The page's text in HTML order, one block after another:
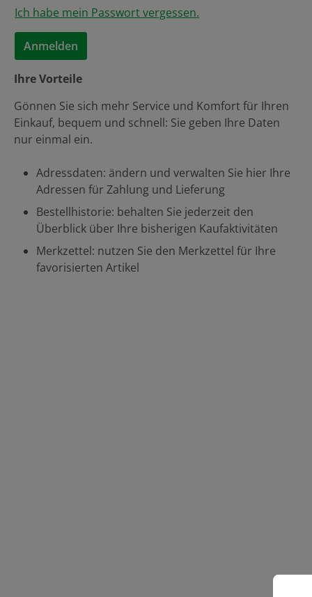
Ich habe mein Passwort vergessen.
Anmelden
Ihre Vorteile
Gönnen Sie sich mehr Service und Komfort für Ihren
Einkauf, bequem und schnell: Sie geben Ihre Daten
nur einmal ein.
Adressdaten: ändern und verwalten Sie hier Ihre
Adressen für Zahlung und Lieferung
Bestellhistorie: behalten Sie jederzeit den
Überblick über Ihre bisherigen Kaufaktivitäten
Merkzettel: nutzen Sie den Merkzettel für Ihre
favorisierten Artikel